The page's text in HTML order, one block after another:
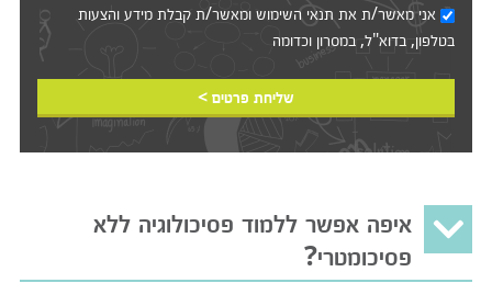
אני מאשר/ת אתתנאי השימושומאשר/ת קבלת מידע והצעות
בטלפון, בדוא"ל, במסרון וכדומה‎‎
שליחת פרטים >
איפה אפשר ללמוד פסיכולוגיה ללא
פסיכומטרי?